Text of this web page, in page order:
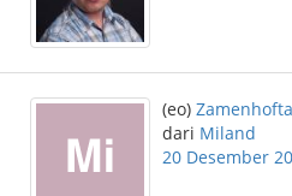
(eo)
dari Miland
20 Desember